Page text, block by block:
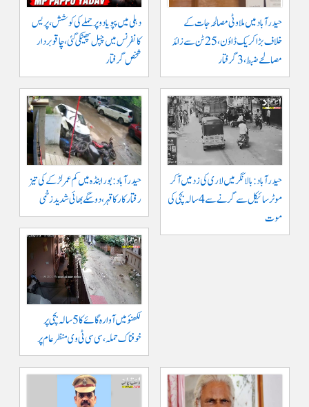
حیدرآباد میں ملاوٹی مصالحہ جات کے
خلاف بڑا کریک ڈاؤن، 25 ٹن سے زائد
مصالحے ضبط، 3 گرفتار
دہلی میں پپو یادو پر حملے کی کوشش، پریس
کانفرنس میں چپل پھینکی گئی، چاقو بردار
شخص گرفتار
حیدرآباد: بالا نگر میں لاری کی زد میں آکر
موٹرسائیکل سے گرنے سے 4 سالہ بچی کی
موت
حیدرآباد: بورابنڈہ میں کم عمر لڑکے کی تیز
رفتار کار کا قہر، دو سگے بھائی شدید زخمی
لکھنؤ میں آوارہ گائے کا 5 سالہ بچی پر
خوفناک حملہ، سی سی ٹی وی منظر عام پر